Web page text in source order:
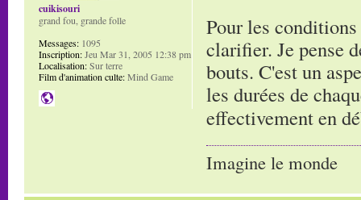
Pour les
clarifier. Je pense
bouts. C'est un
les durées de
effectivement en
Imagine le monde
cuikisouri
grand fou, grande folle
Messages: 1095
Inscription:Jeu Mar 31, 2005 12:38 pm
Localisation:Sur terre
Film d'animation culte:Mind Game